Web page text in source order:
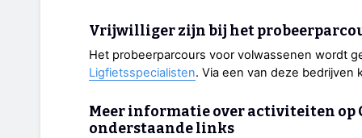
Vrijwilliger zijn bij het
Het probeerparcours voor volwassenen wordt
Ligfietsspecialisten. Via een van deze bedrijven
Meer informatie over activiteiten op
onderstaande links